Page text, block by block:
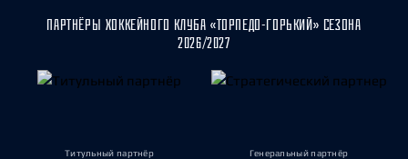
ПАРТНЁРЫ ХОККЕЙНОГО КЛУБА «ТОРПЕДО-ГОРЬКИЙ» СЕЗОНА
2026/2027
Титульный партнёр Генеральный партнёр